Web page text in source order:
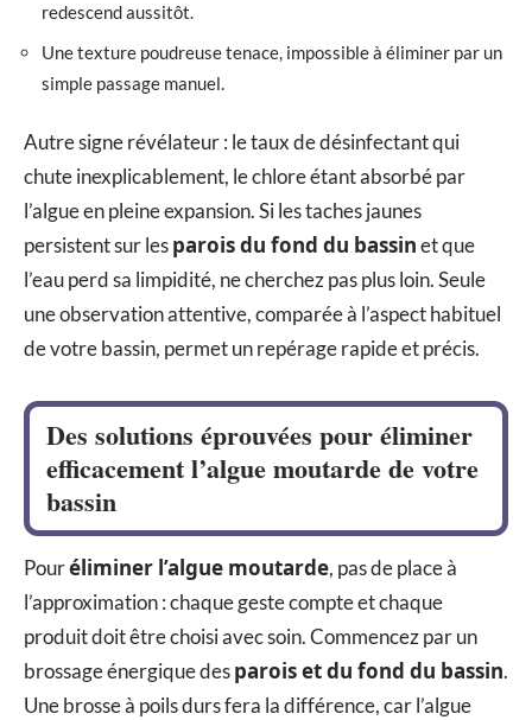
redescend aussitôt.
Une texture poudreuse tenace, impossible à éliminer par un
simple passage manuel.
Autre signe révélateur : le taux de désinfectant qui
chute inexplicablement, le chlore étant absorbé par
l’algue en pleine expansion. Si les taches jaunes
persistent sur lesparois du fond du bassinet que
l’eau perd sa limpidité, ne cherchez pas plus loin. Seule
une observation attentive, comparée à l’aspect habituel
de votre bassin, permet un repérage rapide et précis.
Des solutions éprouvées pour éliminer
efficacement l’algue moutarde de votre
bassin
Pouréliminer l’algue moutarde, pas de place à
l’approximation : chaque geste compte et chaque
produit doit être choisi avec soin. Commencez par un
brossage énergique desparois et du fond du bassin.
Une brosse à poils durs fera la différence, car l’algue